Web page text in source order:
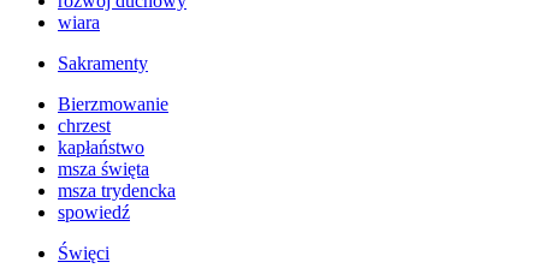
wiara
Sakramenty
Bierzmowanie
chrzest
kapłaństwo
msza święta
msza trydencka
spowiedź
Święci